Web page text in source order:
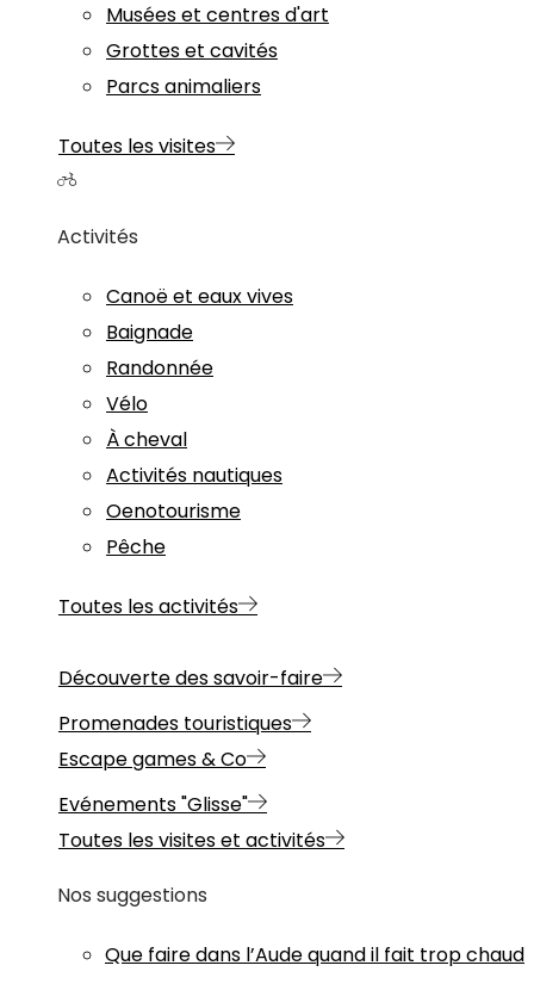
Musées et centres d'art
Grottes et cavités
Parcs animaliers
Toutes les visites
Activités
Canoë et eaux vives
Baignade
Randonnée
Vélo
À cheval
Activités nautiques
Oenotourisme
Pêche
Toutes les activités
Découverte des savoir-faire
Promenades touristiques
Escape games & Co
Evénements "Glisse"
Toutes les visites et activités
Nos suggestions
Que faire dans l’Aude quand il fait trop chaud